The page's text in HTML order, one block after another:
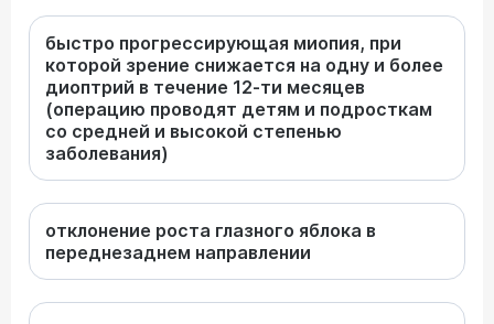
быстро прогрессирующая миопия, при
которой зрение снижается на одну и более
диоптрий в течение 12-ти месяцев
(операцию проводят детям и подросткам
со средней и высокой степенью
заболевания)
отклонение роста глазного яблока в
переднезаднем направлении